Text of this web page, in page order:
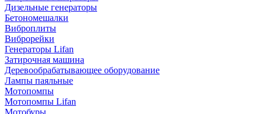
Дизельные генераторы
Бетономешалки
Виброплиты
Виброрейки
Генераторы Lifan
Затирочная машина
Деревообрабатывающее оборудование
Лампы паяльные
Мотопомпы
Мотопомпы Lifan
Мотобуры